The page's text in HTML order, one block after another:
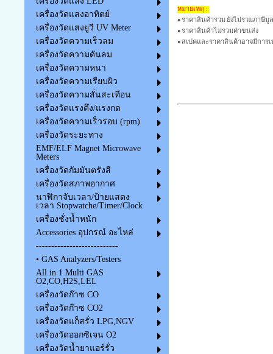
เครื่องวัดแสงอาทิตย์
เครื่องวัดแสงยูวี UV Meter
เครื่องวัดความเร็วลม
เครื่องวัดความดันลม
เครื่องวัดความหนา
เครื่องวัดความเรียบผิว
เครื่องวัดความสั่นสะเทือน
เครื่องวัดแรงดึง/แรงกด
เครื่องวัดความเร็วรอบ (rpm)
เครื่องวัดระยะทาง
EMF/ELF Magnet Microwave
Meters
เครื่องวัดกัมมันตรังสี
เครื่องวัดสภาพอากาศ
นาฬิกาจับเวลา/ป้ายแสดง
เวลา Stopwatche/Timer/Clock
เครื่องชั่งน้ำหนัก
Accessories อุปกรณ์ อะไหล่
---------------------------
• GAS Analyzers/Testers
All in 1 Multi GAS
O2,CO,H2S,LEL
เครื่องวัดก๊าซ CO
เครื่องวัดก๊าซ CO2
เครื่องวัดแก็สรั่ว LPG,NGV
เครื่องวัดออกซิเจน O2
เครื่องวัดน้ำยาแอร์รั่ว
หมายเหตุ ::
• ราคาสินค้ารวม ยังไม่รวมภาษีมู
• ราคาสินค้าไม่รวมค่าขนส่ง
• สเปคและราคาสินค้าอาจมีการ